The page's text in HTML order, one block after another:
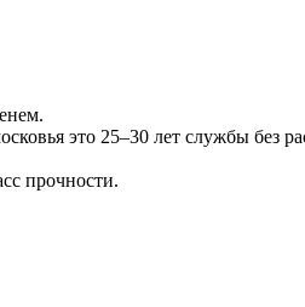
это 25–30 лет службы без
прочности.